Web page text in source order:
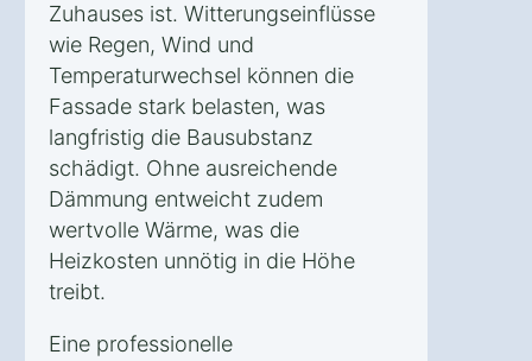
Zuhauses ist. Witterungseinflüsse
wie Regen, Wind und
Temperaturwechsel können die
Fassade stark belasten, was
langfristig die Bausubstanz
schädigt. Ohne ausreichende
Dämmung entweicht zudem
wertvolle Wärme, was die
Heizkosten unnötig in die Höhe
treibt.
Eine professionelle